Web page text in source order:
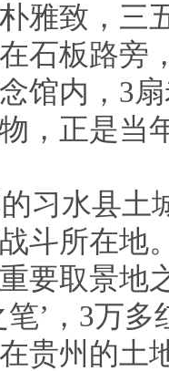
雅致，三
石板路旁
馆内，3
，正是当
习水县土
斗所在地
要取景地
’，3万
贵州的土